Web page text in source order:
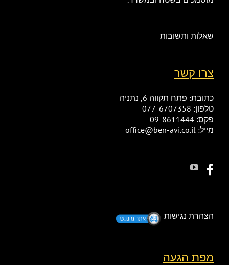
שאלות ותשובות
צרו קשר
כתובת: פתח תקווה 6, נתניה
טלפון: 077-6707358
פקס: 09-8611444
מייל: office@ben-avi.co.il
הצהרת נגישות
מפת הגעה